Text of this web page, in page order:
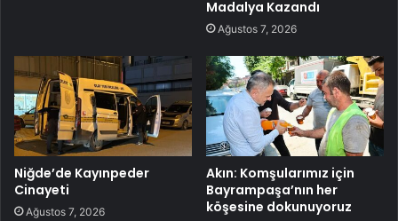
Madalya Kazandı
Ağustos 7, 2026
Niğde’de Kayınpeder
Cinayeti
Ağustos 7, 2026
Akın: Komşularımız için
Bayrampaşa’nın her
köşesine dokunuyoruz